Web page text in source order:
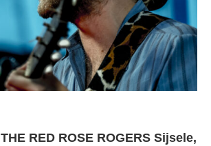
RED ROSE ROGERS Sijsele,